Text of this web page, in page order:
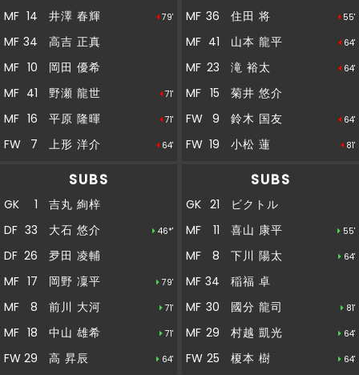
26' １６平原ＯＵＴ→８前川ＩＮ
後半
26' ４１野瀬ＯＵＴ→１８中山ＩＮ
後半
27'
乾がペナルティエリアの外からシュートを放つ
後半
30'
直近１５分のポゼッション：北九州：４８％、
後半
下川がペナルティエリア内から枠内にシュート
後半
33'
34' １４井澤ＯＵＴ→１７岡野ＩＮ
後半
36' １９小松ＯＵＴ→３０國分ＩＮ
MF 14 井澤 春輝 79'
MF 34
高吉 正真
MF 10
岡田 優希
MF 41 野瀬 龍世 71'
MF 16 平原 隆暉 71'
FW 7 上形 洋介 64'
SUBS
GK 1
吉丸 絢梓
DF 33 大石 悠介 46*'
DF 26
夛田 凌輔
MF 17 岡野 凜平 79'
MF 8 前川 大河 71'
MF 18 中山 雄希 71'
FW 29 高 昇辰 64'
MF 36 住田 将 55'
MF 41 山本 龍平 64'
MF 23 滝 裕太 64'
MF 15
菊井 悠介
FW
9 鈴木 国友 64'
FW 19 小松 蓮 81'
SUBS
GK 21
ビクトル
MF
11 喜山 康平 55'
MF 8 下川 陽太 64'
MF 34
稲福 卓
MF 30 國分 龍司 81'
MF 29 村越 凱光 64'
FW 25 榎本 樹 64'